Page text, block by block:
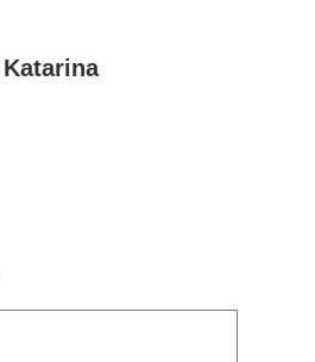
Katarina